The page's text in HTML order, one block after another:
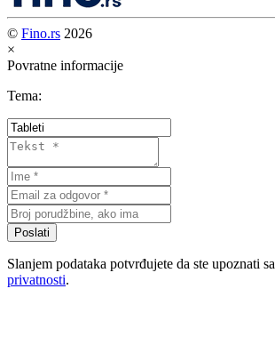
© Fino.rs 2026
×
Povratne informacije
Tema:
Poslati
Slanjem podataka potvrđujete da ste upoznati sa
privatnosti.